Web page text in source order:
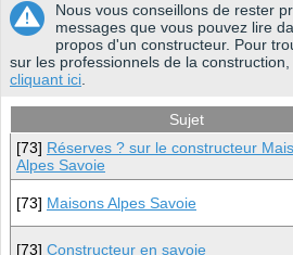
Nous vous conseillons de rester
messages que vous pouvez lire
propos d'un constructeur. Pour
sur les professionnels de la
cliquant ici
Sujet
[73] Réserves ? sur le constructeur
Alpes Savoie
[73] Maisons Alpes Savoie
[73] Constructeur en savoie